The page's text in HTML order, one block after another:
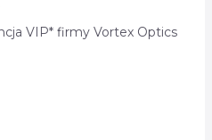
VIP* firmy Vortex Optics